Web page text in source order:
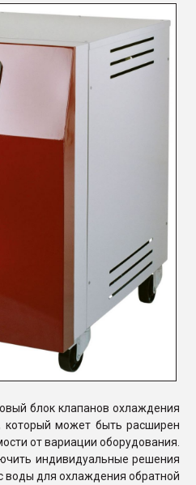
блок клапанов охлаждения
который может быть расширен
от вариации оборудования.
индивидуальные решения
воды для охлаждения обратной